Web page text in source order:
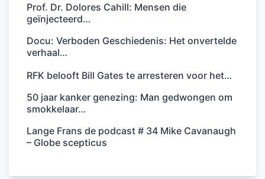
Prof. Dr. Dolores Cahill: Mensen die
geïnjecteerd…
Docu: Verboden Geschiedenis: Het onvertelde
verhaal…
RFK belooft Bill Gates te arresteren voor het…
50 jaar kanker genezing: Man gedwongen om
smokkelaar…
Lange Frans de podcast # 34 Mike Cavanaugh
– Globe scepticus